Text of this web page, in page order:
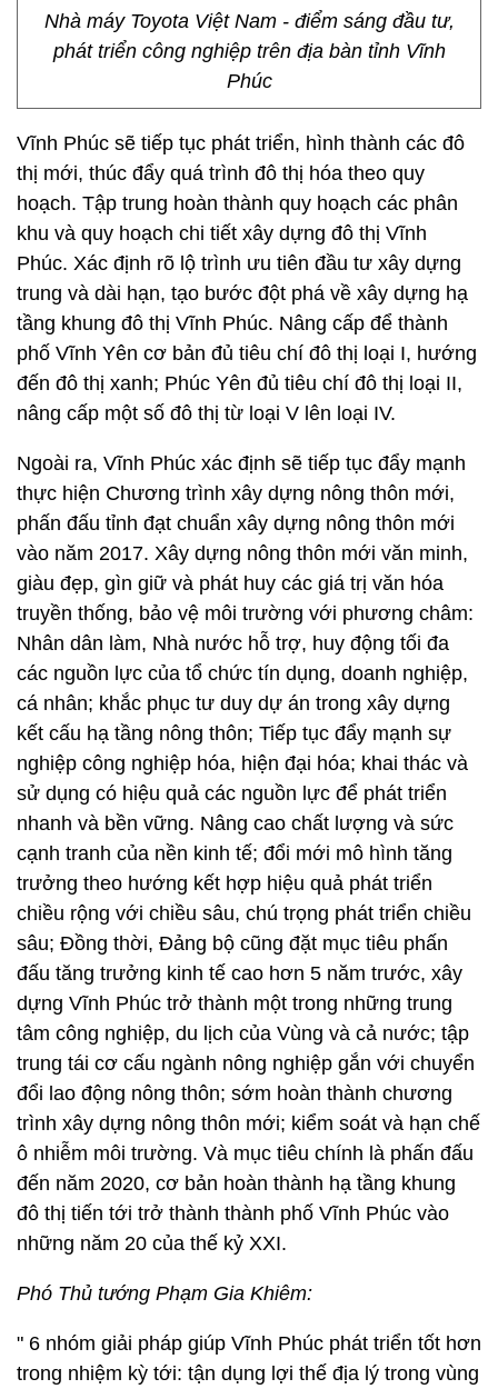
Nhà máy Toyota Việt Nam - điểm sáng đầu tư,
phát triển công nghiệp trên địa bàn tỉnh Vĩnh
Phúc
Vĩnh Phúc sẽ tiếp tục phát triển, hình thành các đô
thị mới, thúc đẩy quá trình đô thị hóa theo quy
hoạch. Tập trung hoàn thành quy hoạch các phân
khu và quy hoạch chi tiết xây dựng đô thị Vĩnh
Phúc. Xác định rõ lộ trình ưu tiên đầu tư xây dựng
trung và dài hạn, tạo bước đột phá về xây dựng hạ
tầng khung đô thị Vĩnh Phúc. Nâng cấp để thành
phố Vĩnh Yên cơ bản đủ tiêu chí đô thị loại I, hướng
đến đô thị xanh; Phúc Yên đủ tiêu chí đô thị loại II,
nâng cấp một số đô thị từ loại V lên loại IV.
Ngoài ra, Vĩnh Phúc xác định sẽ tiếp tục đẩy mạnh
thực hiện Chương trình xây dựng nông thôn mới,
phấn đấu tỉnh đạt chuẩn xây dựng nông thôn mới
vào năm 2017. Xây dựng nông thôn mới văn minh,
giàu đẹp, gìn giữ và phát huy các giá trị văn hóa
truyền thống, bảo vệ môi trường với phương châm:
Nhân dân làm, Nhà nước hỗ trợ, huy động tối đa
các nguồn lực của tổ chức tín dụng, doanh nghiệp,
cá nhân; khắc phục tư duy dự án trong xây dựng
kết cấu hạ tầng nông thôn; Tiếp tục đẩy mạnh sự
nghiệp công nghiệp hóa, hiện đại hóa; khai thác và
sử dụng có hiệu quả các nguồn lực để phát triển
nhanh và bền vững. Nâng cao chất lượng và sức
cạnh tranh của nền kinh tế; đổi mới mô hình tăng
trưởng theo hướng kết hợp hiệu quả phát triển
chiều rộng với chiều sâu, chú trọng phát triển chiều
sâu; Đồng thời, Đảng bộ cũng đặt mục tiêu phấn
đấu tăng trưởng kinh tế cao hơn 5 năm trước, xây
dựng Vĩnh Phúc trở thành một trong những trung
tâm công nghiệp, du lịch của Vùng và cả nước; tập
trung tái cơ cấu ngành nông nghiệp gắn với chuyển
đổi lao động nông thôn; sớm hoàn thành chương
trình xây dựng nông thôn mới; kiểm soát và hạn chế
ô nhiễm môi trường. Và mục tiêu chính là phấn đấu
đến năm 2020, cơ bản hoàn thành hạ tầng khung
đô thị tiến tới trở thành thành phố Vĩnh Phúc vào
những năm 20 của thế kỷ XXI.
Phó Thủ tướng Phạm Gia Khiêm:
" 6 nhóm giải pháp giúp Vĩnh Phúc phát triển tốt hơn
trong nhiệm kỳ tới: tận dụng lợi thế địa lý trong vùng